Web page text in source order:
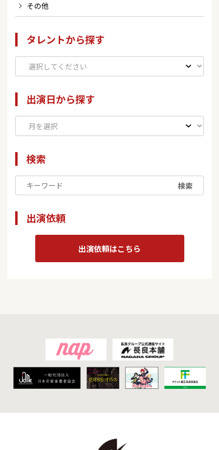
その他
タレントから探す
出演日から探す
検索
検索
出演依頼
出演依頼はこちら